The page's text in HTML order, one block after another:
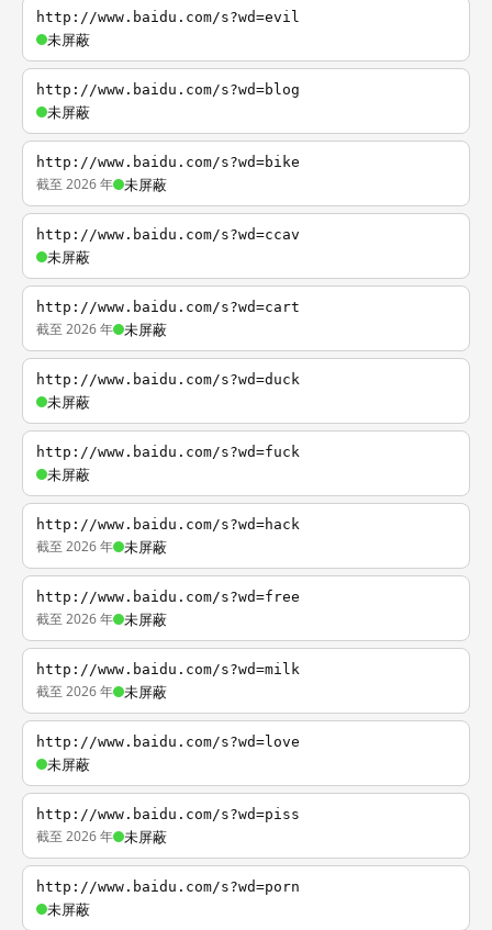
http://www.baidu.com/s?wd=evil
未屏蔽
http://www.baidu.com/s?wd=blog
未屏蔽
http://www.baidu.com/s?wd=bike
截至 2026 年 未屏蔽
http://www.baidu.com/s?wd=ccav
未屏蔽
http://www.baidu.com/s?wd=cart
截至 2026 年 未屏蔽
http://www.baidu.com/s?wd=duck
未屏蔽
http://www.baidu.com/s?wd=fuck
未屏蔽
http://www.baidu.com/s?wd=hack
截至 2026 年 未屏蔽
http://www.baidu.com/s?wd=free
截至 2026 年 未屏蔽
http://www.baidu.com/s?wd=milk
截至 2026 年 未屏蔽
http://www.baidu.com/s?wd=love
未屏蔽
http://www.baidu.com/s?wd=piss
截至 2026 年 未屏蔽
http://www.baidu.com/s?wd=porn
未屏蔽